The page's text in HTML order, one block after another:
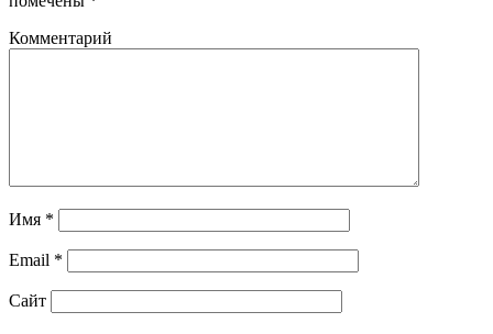
Комментарий
Имя *
Email *
Сайт